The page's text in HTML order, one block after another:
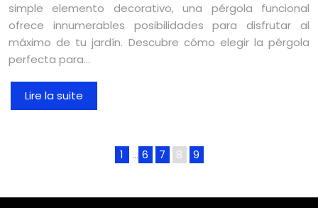
simple elemento decorativo, una pérgola funcional
ofrece innumerables posibilidades para disfrutar al
máximo de tu jardín. Descubre cómo elegir la pérgola
perfecta para…
Lire la suite
1 … 6 7 8 9